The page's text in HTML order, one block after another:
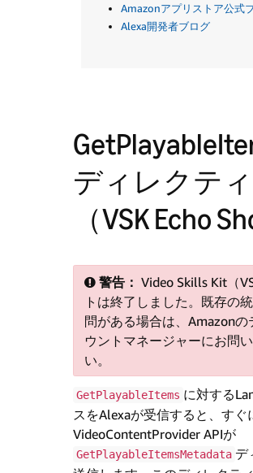
Amazonアプリストア公式
Alexa開発者ブログ
ディレクテ
（VSK Echo
警告： Video Skills Kit（
トは終了しました。既存の
問がある場合は、Amazonの
ウントマネージャーにお問
い。
GetPlayableItems に対する
スをAlexaが受信すると、すぐ
VideoContentProvider APIが
GetPlayableItemsMetadata デ